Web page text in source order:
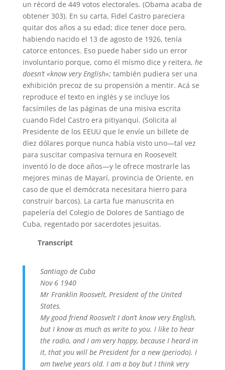
un récord de 449 votos electorales. (Obama acaba de
obtener 303). En su carta, Fidel Castro pareciera
quitar dos años a su edad; dice tener doce pero,
habiendo nacido el 13 de agosto de 1926, tenía
catorce entonces. Eso puede haber sido un error
involuntario porque, como él mismo dice y reitera, he
doesn’t «know very English»; también pudiera ser una
exhibición precoz de su propensión a mentir. Acá se
reproduce el texto en inglés y se incluye los
facsímiles de las páginas de una misiva escrita
cuando Fidel Castro era pitiyanqui. (Solicita al
Presidente de los EEUU que le envíe un billete de
diez dólares porque nunca había visto uno—tal vez
para suscitar compasiva ternura en Roosevelt
inventó lo de doce años—y le ofrece mostrarle las
mejores minas de Mayarí, provincia de Oriente, en
caso de que el demócrata necesitara hierro para
construir barcos). La carta fue manuscrita en
papelería del Colegio de Dolores de Santiago de
Cuba, regentado por sacerdotes jesuitas.
Transcript
Santiago de Cuba
Nov 6 1940
Mr Franklin Roosvelt, President of the United
States.
My good friend Roosvelt I don’t know very English,
but I know as much as write to you. I like to hear
the radio, and I am very happy, because I heard in
it, that you will be President for a new (periodo). I
am twelve years old. I am a boy but I think very